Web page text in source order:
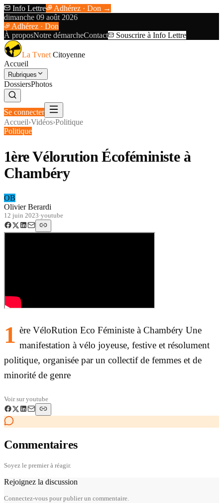
Info Lettre
Adhérez · Don →
dimanche 09 août 2026
Adhérez · Don
À proposNotre démarcheContact Souscrire à Info Lettre
La Tvnet Citoyenne
Accueil
Rubriques
DossiersPhotos
Se connecter
Accueil›Vidéos›Politique
Politique
1ère Vélorution Écoféministe à
Chambéry
OB
Olivier Berardi
12 juin 2023·youtube
1 ère VéloRution Eco Féministe à Chambéry Une
manifestation à vélo joyeuse, festive et résolument
politique, organisée par un collectif de femmes et de
minorité de genre
Voir suryoutube
Commentaires
Soyez le premier à réagir.
Rejoignez la discussion
Connectez-vous pour publier un commentaire.